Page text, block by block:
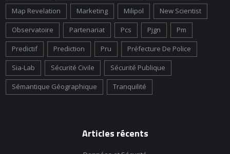
Map Revelation Marketing Milipol New Scientist
Observatoire Partenariat Pcs Pjgn Pm
Predictif Prediction Pru Préfecture De Police
Sia-Lab Sécurité Civile Sécurité Publique
Sémantique Géographique Tranquilité
Articles récents